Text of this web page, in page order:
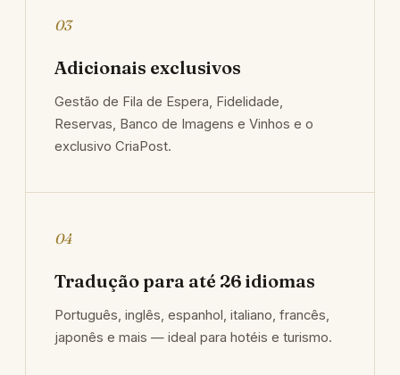
03
Adicionais exclusivos
Gestão de Fila de Espera, Fidelidade,
Reservas, Banco de Imagens e Vinhos e o
exclusivo CriaPost.
04
Tradução para até 26 idiomas
Português, inglês, espanhol, italiano, francês,
japonês e mais — ideal para hotéis e turismo.